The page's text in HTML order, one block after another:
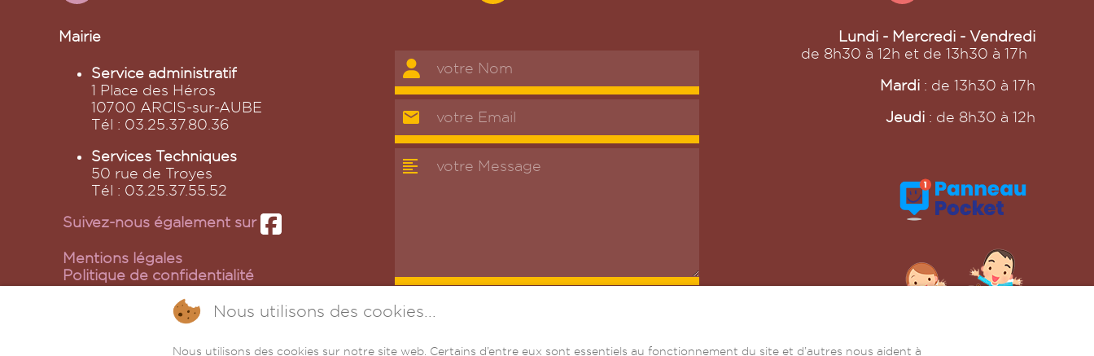
Mairie
Service administratif
1 Place des Héros
10700 ARCIS-sur-AUBE
Tél : 03.25.37.80.36
Services Techniques
50 rue de Troyes
Tél : 03.25.37.55.52
Suivez-nous également sur
Mentions légales
Politique de confidentialité
Lundi - Mercredi - Vendredi
de 8h30 à 12h et de 13h30 à 17h
Mardi: de 13h30 à 17h
Jeudi: de 8h30 à 12h
Nous utilisons des cookies...
Nous utilisons des cookies sur notre site web. Certains d’entre eux sont essentiels au fonctionnement du site et d’autres nous aident à